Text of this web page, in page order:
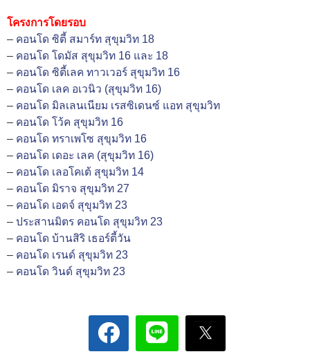
โครงการโดยรอบ
– คอนโด ซิตี้ สมาร์ท สุขุมวิท 18
– คอนโด โดมัส สุขุมวิท 16 และ 18
– คอนโด ซิตี้เลค ทาวเวอร์ สุขุมวิท 16
– คอนโด เลค อเวนิว (สุขุมวิท 16)
– คอนโด มิลเลนเนียม เรสซิเดนซ์ แอท สุขุมวิท
– คอนโด โว้ค สุขุมวิท 16
– คอนโด ทราเพโซ สุขุมวิท 16
– คอนโด เดอะ เลค (สุขุมวิท 16)
– คอนโด เลอโคเต้ สุขุมวิท 14
– คอนโด มิราจ สุขุมวิท 27
– คอนโด เอดจ์ สุขุมวิท 23
– ประสานมิตร คอนโด สุขุมวิท 23
– คอนโด บ้านสิริ เธอร์ตี้วัน
– คอนโด เรนด์ สุขุมวิท 23
– คอนโด วินด์ สุขุมวิท 23